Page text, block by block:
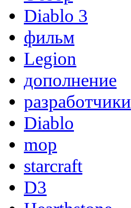
Diablo 3
фильм
Legion
дополнение
разработчики
Diablo
mop
starcraft
D3